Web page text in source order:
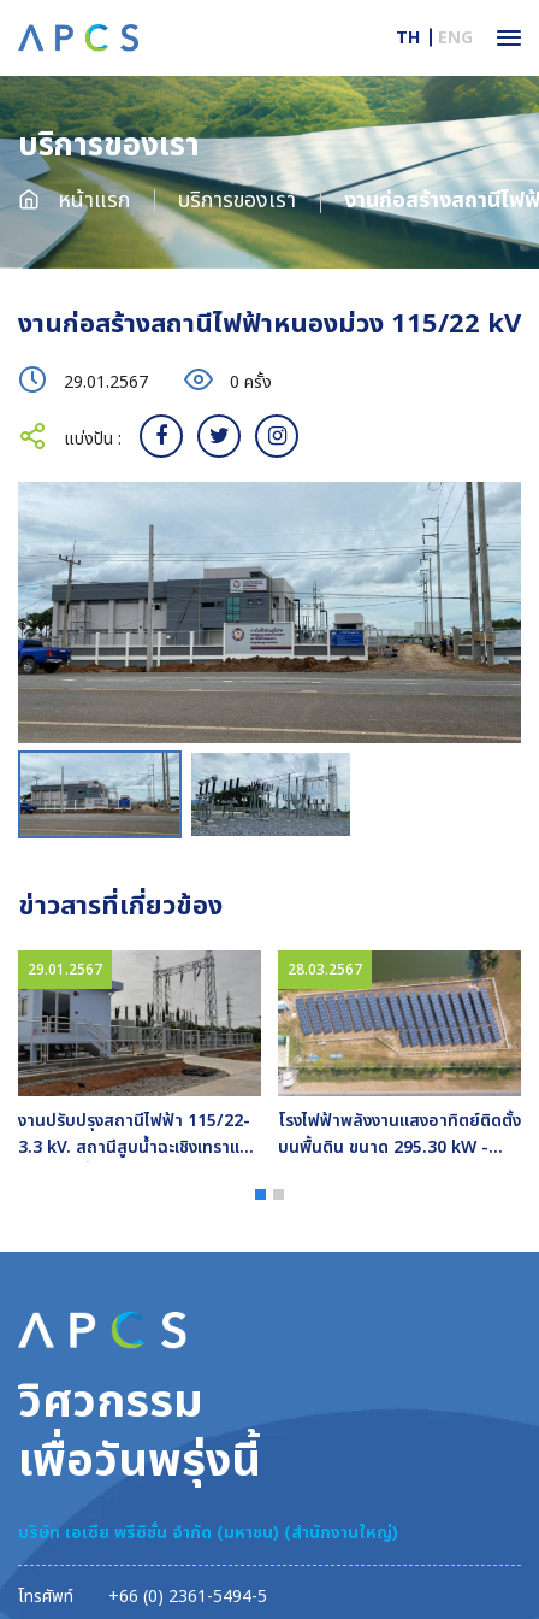
TH ENG
บริการของเรา
หน้าแรก บริการของเรา งานก่อสร้างสถานีไฟฟ้าหน
งานก่อสร้างสถานีไฟฟ้าหนองม่วง 115/22 kV
29.01.2567 0 ครั้ง
แบ่งปัน :
ข่าวสารที่เกี่ยวข้อง
29.01.2567
งานปรับปรุงสถานีไฟฟ้า 115/22-
3.3 kV. สถานีสูบน้ำฉะเชิงเทราและ
28.03.2567
โรงไฟฟ้าพลังงานแสงอาทิตย์ติดตั้ง
บนพื้นดิน ขนาด 295.30 kW -
วิศวกรรม
เพื่อวันพรุ่งนี้
บริษัท เอเซีย พรีซิชั่น จำกัด (มหาชน) (สำนักงานใหญ่)
โทรศัพท์ +66 (0) 2361-5494-5